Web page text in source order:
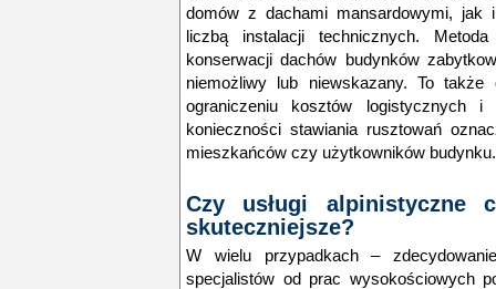
domów z dachami mansardowymi, jak
liczbą instalacji technicznych.
konserwacji dachów budynków
niemożliwy lub niewskazany. To
ograniczeniu kosztów logistycznych
konieczności stawiania rusztowań
mieszkańców czy użytkowników budynku.
Czy usługi alpinistyczne
skuteczniejsze?
W wielu przypadkach –
specjalistów od prac wysokościowych